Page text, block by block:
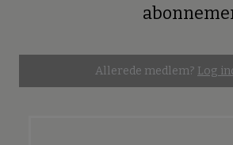
Allerede medlem? Log